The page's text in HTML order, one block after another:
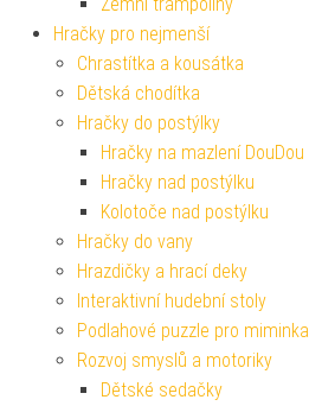
Hračky pro nejmenší
Chrastítka a kousátka
Dětská chodítka
Hračky do postýlky
Hračky na mazlení DouDou
Hračky nad postýlku
Kolotoče nad postýlku
Hračky do vany
Hrazdičky a hrací deky
Interaktivní hudební stoly
Podlahové puzzle pro miminka
Rozvoj smyslů a motoriky
Dětské sedačky